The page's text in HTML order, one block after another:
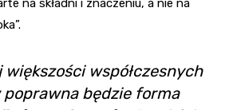
na składni i znaczeniu, a nie na
większości współczesnych
będzie forma